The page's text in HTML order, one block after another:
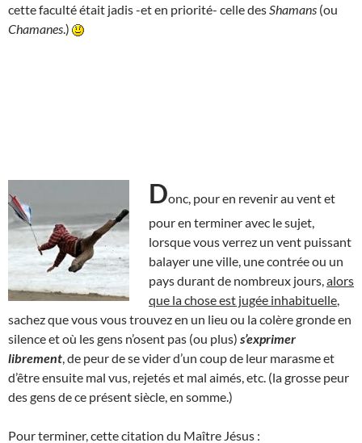
cette faculté était jadis -et en priorité- celle des Shamans (ou
Chamanes.)
Donc, pour en revenir au vent et
pour en terminer avec le sujet,
lorsque vous verrez un vent puissant
balayer une ville, une contrée ou un
pays durant de nombreux jours, alors
que la chose est jugée inhabituelle
sachez que vous vous trouvez en un lieu ou la colère gronde en
silence et où les gens n’osent pas (ou plus) s’exprimer
librement , de peur de se vider d’un coup de leur marasme et
d’être ensuite mal vus, rejetés et mal aimés, etc. (la grosse peur
des gens de ce présent siècle, en somme.)
Pour terminer, cette citation du Maître Jésus :